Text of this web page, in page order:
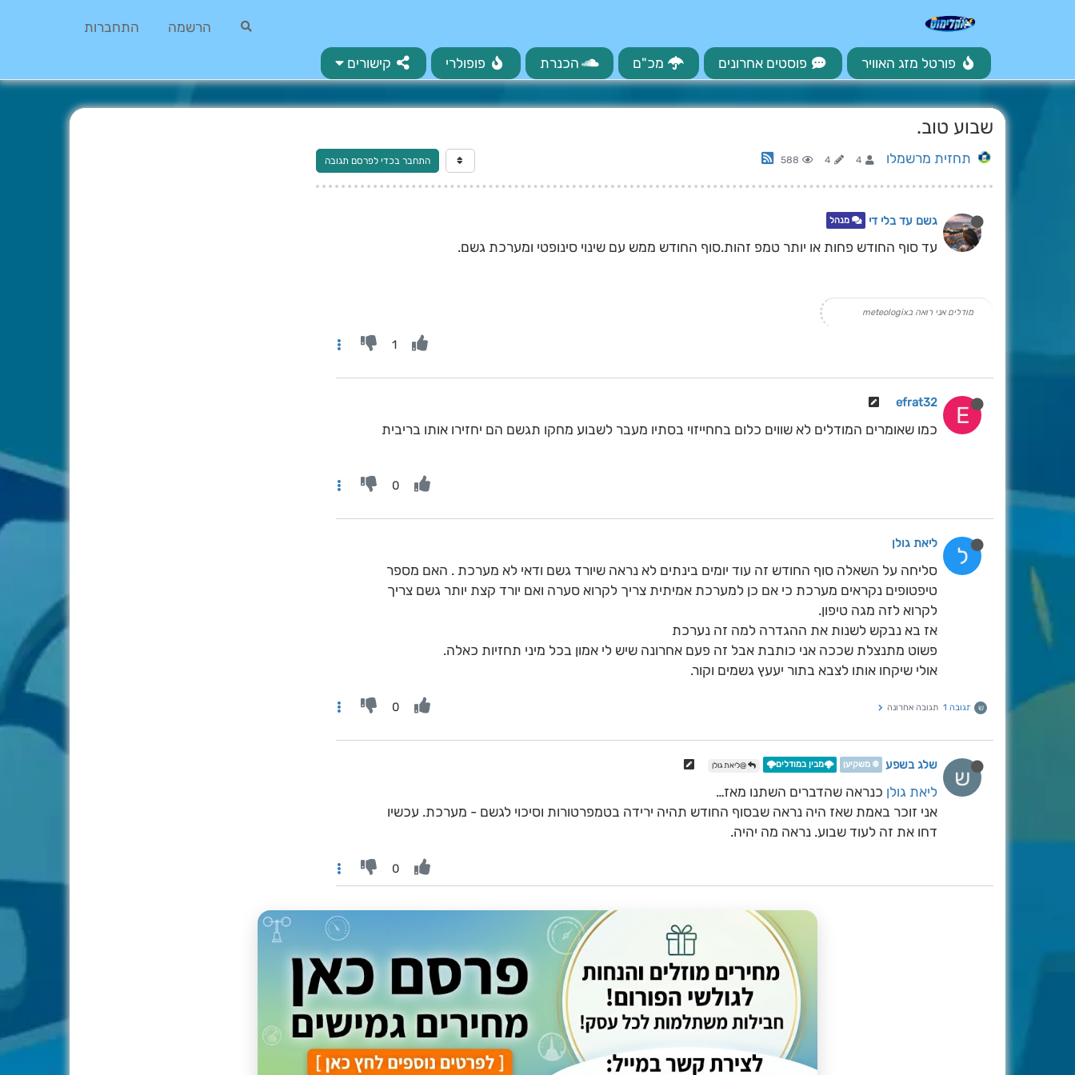
הרשמה התחברות
פורטל מזג האוויר פוסטים אחרונים מכ"ם הכנרת פופולרי קישורים
שבוע טוב.
תחזית מרשמלו 4
4
588 התחבר בכדי לפרסם תגובה
גשם עד בלי די מנהל
עד סוף החודש פחות או יותר טמפ זהות.סוף החודש ממש עם שינוי סינופטי ומערכת גשם.
מודלים אני רואה בmeteologix
1
E
efrat32
כמו שאומרים המודלים לא שווים כלום בחחייזוי בסתיו מעבר לשבוע מחקו תגשם הם יחזירו אותו בריבית
0
ל ליאת גולן
סליחה על השאלה סוף החודש זה עוד יומים בינתים לא נראה שיורד גשם ודאי לא מערכת . האם מספר
טיפטופים נקראים מערכת כי אם כן למערכת אמיתית צריך לקרוא סערה ואם יורד קצת יותר גשם צריך
לקרוא לזה מגה טיפון.
אז בא נבקש לשנות את ההגדרה למה זה נערכת
פשוט מתנצלת שככה אני כותבת אבל זה פעם אחרונה שיש לי אמון בכל מיני תחזיות כאלה.
אולי שיקחו אותו לצבא בתור יעעץ גשמים וקור.
ש תגובה 1 תגובה אחרונה 0
ש שלג בשפע ❄️ משקיען 🌩️מבין במודלים🌩️ @ליאת גולן
ליאת גולן כנראה שהדברים השתנו מאז…
אני זוכר באמת שאז היה נראה שבסוף החודש תהיה ירידה בטמפרטורות וסיכוי לגשם - מערכת. עכשיו
דחו את זה לעוד שבוע. נראה מה יהיה.
0